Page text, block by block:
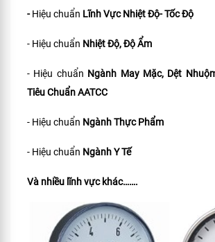
-Hiệu chuẩn Lĩnh Vực Nhiệt Độ- Tốc Độ
- Hiệu chuẩn Nhiệt Độ, Độ Ẩm
- Hiệu chuẩn Ngành May Mặc, Dệt
Tiêu ChuẩnAATCC
- Hiệu chuẩn Ngành Thực Phẩm
- Hiệu chuẩn Ngành Y Tế
Và nhiều lĩnh vực khác…….